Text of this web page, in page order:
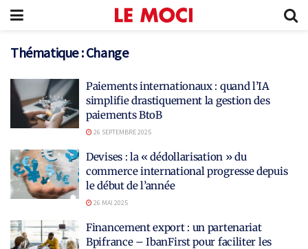
Thématique :Change
Paiements internationaux : quand l’IA
simplifie drastiquement la gestion des
paiements BtoB
26 SEPTEMBRE 2025
Devises : la « dédollarisation » du
commerce international progresse depuis
le début de l’année
26 MAI 2025
Financement export : un partenariat
Bpifrance – IbanFirst pour faciliter les